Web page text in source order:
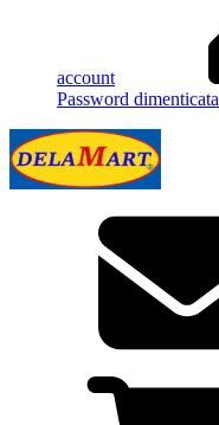
account
Password dimenticata